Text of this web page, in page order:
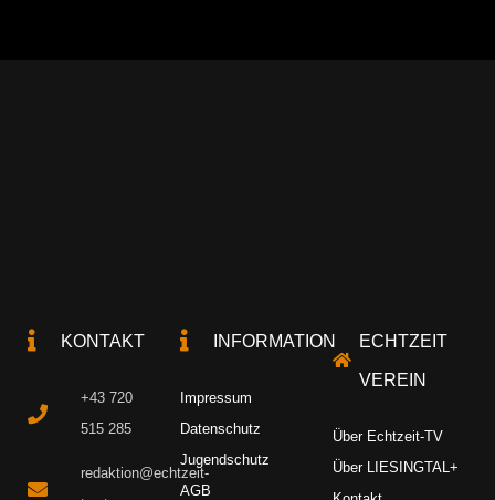
KONTAKT
+43 720
515 285
redaktion@echtzeit-
INFORMATION
Impressum
Datenschutz
Jugendschutz
AGB
ECHTZEIT
VEREIN
Über Echtzeit-TV
Über LIESINGTAL+